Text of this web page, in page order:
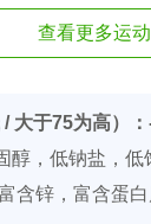
查看更多运动
大于75为高）：
醇，低钠盐，低
含锌，富含蛋